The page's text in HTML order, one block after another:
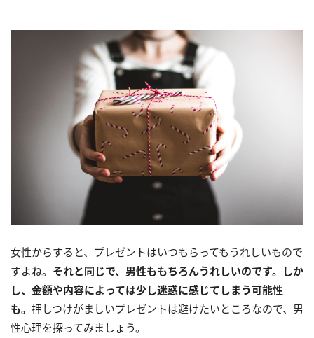
女性からすると、プレゼントはいつもらってもうれしいもので
すよね。 それと同じで、男性ももちろんうれしいのです。しか
し、金額や内容によっては少し迷惑に感じてしまう可能性
も。 押しつけがましいプレゼントは避けたいところなので、男
性心理を探ってみましょう。